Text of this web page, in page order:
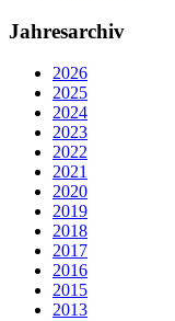
Jahresarchiv
2026
2025
2024
2023
2022
2021
2020
2019
2018
2017
2016
2015
2013